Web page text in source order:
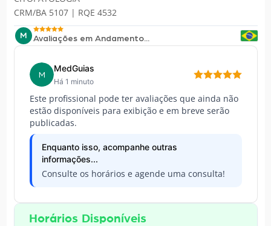
CRM/BA 5107 | RQE 4532
M Avaliações em Andamento...
M
MedGuias
Há 1 minuto
Este profissional pode ter avaliações que ainda não
estão disponíveis para exibição e em breve serão
publicadas.
Enquanto isso, acompanhe outras
informações...
Consulte os horários e agende uma consulta!
Horários Disponíveis